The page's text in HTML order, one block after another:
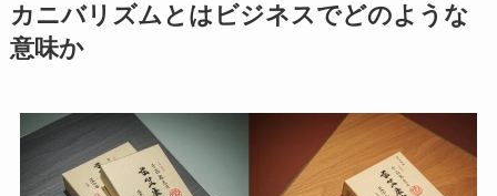
カニバリズムとはビジネスでどのような
意味か